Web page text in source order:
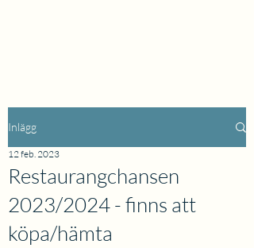
Inlägg
Restaurangchansen
2023/2024 - finns att
köpa/hämta
12 feb. 2023